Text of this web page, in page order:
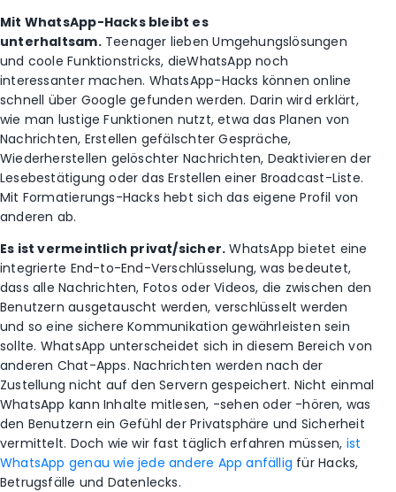
Mit WhatsApp-Hacks bleibt es
unterhaltsam.Teenager lieben Umgehungslösungen
und coole Funktionstricks, dieWhatsApp noch
interessanter machen. WhatsApp-Hacks können online
schnell über Google gefunden werden. Darin wird erklärt,
wie man lustige Funktionen nutzt, etwa das Planen von
Nachrichten, Erstellen gefälschter Gespräche,
Wiederherstellen gelöschter Nachrichten, Deaktivieren der
Lesebestätigung oder das Erstellen einer Broadcast-Liste.
Mit Formatierungs-Hacks hebt sich das eigene Profil von
anderen ab.
Es ist vermeintlich privat/sicher. WhatsApp bietet eine
integrierte End-to-End-Verschlüsselung, was bedeutet,
dass alle Nachrichten, Fotos oder Videos, die zwischen den
Benutzern ausgetauscht werden, verschlüsselt werden
und so eine sichere Kommunikation gewährleisten sein
sollte. WhatsApp unterscheidet sich in diesem Bereich von
anderen Chat-Apps. Nachrichten werden nach der
Zustellung nicht auf den Servern gespeichert. Nicht einmal
WhatsApp kann Inhalte mitlesen, -sehen oder -hören, was
den Benutzern ein Gefühl der Privatsphäre und Sicherheit
vermittelt. Doch wie wir fast täglich erfahren müssen, ist
WhatsApp genau wie jede andere App anfällig für Hacks,
Betrugsfälle und Datenlecks.